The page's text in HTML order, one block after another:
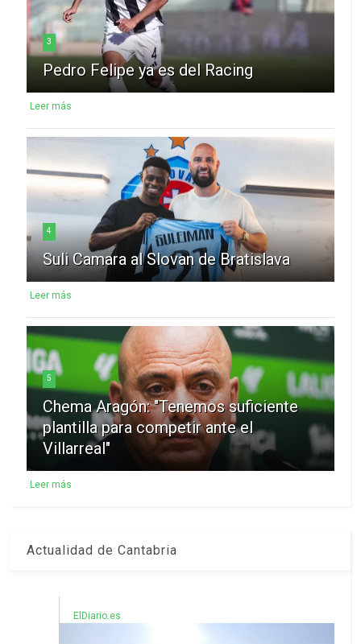
3
Pedro Felipe ya es del Racing
Leer más
4
Suli Camara al Slovan de Bratislava
Leer más
5
Chema Aragón: "Tenemos suficiente
plantilla para competir ante el
Villarreal"
Leer más
Actualidad de Cantabria
ElDiario.es